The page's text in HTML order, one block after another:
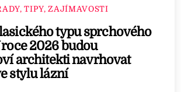
TIPY, ZAJÍMAVOSTI
typu sprchového
2026 budou
architekti navrhovat
stylu lázní